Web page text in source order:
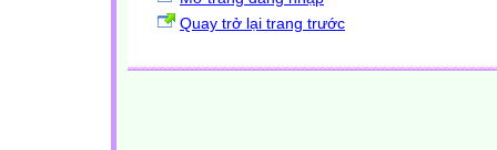
Quay trở lại trang trước